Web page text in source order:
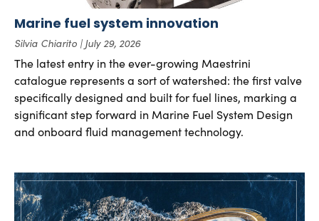
Marine fuel system innovation
Silvia Chiarito July 29, 2026
The latest entry in the ever-growing Maestrini
catalogue represents a sort of watershed: the first valve
specifically designed and built for fuel lines, marking a
significant step forward in Marine Fuel System Design
and onboard fluid management technology.